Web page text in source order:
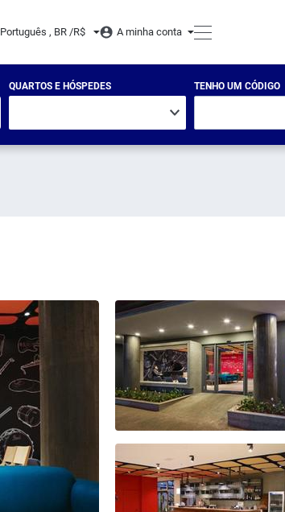
Português , BR /R$ A minha conta
QUARTOS E HÓSPEDES TENHO UM CÓDIGO